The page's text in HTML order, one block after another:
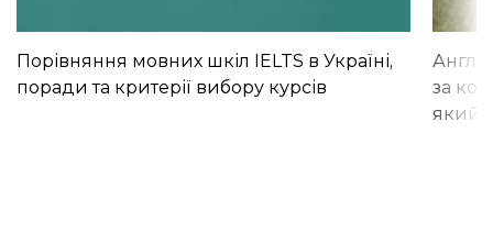
Порівняння мовних шкіл IELTS в Україні,
поради та критерії вибору курсів
за
який